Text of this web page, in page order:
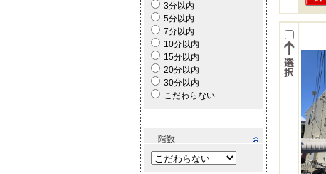
3分以内
5分以内
7分以内
10分以内
15分以内
20分以内
30分以内
こだわらない
階数